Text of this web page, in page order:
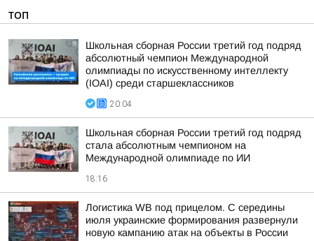
ТОП
Школьная сборная России третий год подряд
абсолютный чемпион Международной
олимпиады по искусственному интеллекту
(IOAI) среди старшеклассников
20:04
Школьная сборная России третий год подряд
стала абсолютным чемпионом на
Международной олимпиаде по ИИ
18:16
Логистика WB под прицелом. С середины
июля украинские формирования развернули
новую кампанию атак на объекты в России